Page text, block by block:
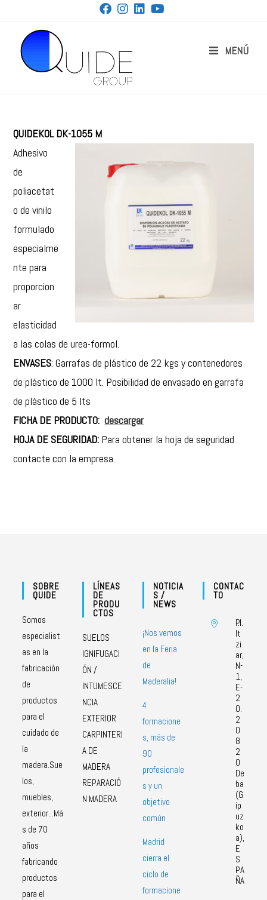
MENÚ
QUIDEKOL DK-1055 M
Adhesivo
de
poliacetat
o de vinilo
formulado
especialme
nte para
proporcion
ar
elasticidad
a las colas de urea-formol.
ENVASES: Garrafas de plástico de 22 kgs y contenedores
de plástico de 1000 lt. Posibilidad de envasado en garrafa
de plástico de 5 lts
FICHA DE PRODUCTO:descargar
HOJA DE SEGURIDAD: Para obtener la hoja de seguridad
contacte con la empresa.
SOBRE
QUIDE
Somos
especialist
as en la
fabricación
de
productos
para el
cuidado de
la
madera.Sue
los,
muebles,
exterior...Má
s de 70
años
fabricando
productos
para el
LÍNEAS
DE
PRODU
CTOS
SUELOS
IGNIFUGACI
ÓN /
INTUMESCE
NCIA
EXTERIOR
CARPINTERI
A DE
MADERA
REPARACIÓ
N MADERA
NOTICIA
S /
NEWS
¡Nos vemos
en la Feria
de
Maderalia!
4
formacione
s, más de
90
profesionale
s y un
objetivo
común
Madrid
cierra el
ciclo de
formacione
CONTAC
TO
P.I.
It
zi
ar,
N-
1,
E-
2
0.
2
0
8
2
0
De
ba
(G
ip
uz
ko
a),
E
S
PA
ÑA